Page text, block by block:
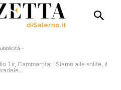
-
Tir, Cammarota: “Siamo alle solite, il